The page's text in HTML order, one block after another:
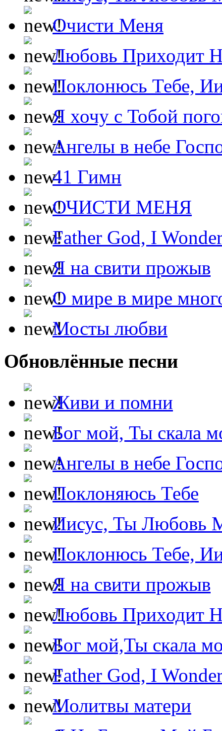
Очисти Меня
Любовь Приходит
Поклонюсь Тебе,
Я хочу с Тобой
Ангелы в небе
41 Гимн
ОЧИСТИ МЕНЯ
Father God, I
Я на свити прожыв
О мире в мире
Мосты любви
Обновлённые песни
Живи и помни
Бог мой, Ты скала
Ангелы в небе
Поклоняюсь Тебе
Иисус, Ты Любовь
Поклонюсь Тебе,
Я на свити прожыв
Любовь Приходит
Бог мой,Ты скала
Father God, I
Молитвы матери